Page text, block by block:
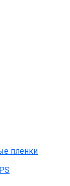
плёнки